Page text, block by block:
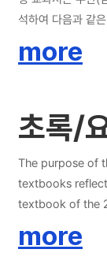
석하여 다음과 같
분량을 감소시키
more
초록/
The purpose of
textbooks
textbook of the 2015 revised National Curriculum
students by
more